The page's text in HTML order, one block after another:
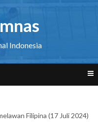
Indonesia
Filipina (17 Juli 2024)